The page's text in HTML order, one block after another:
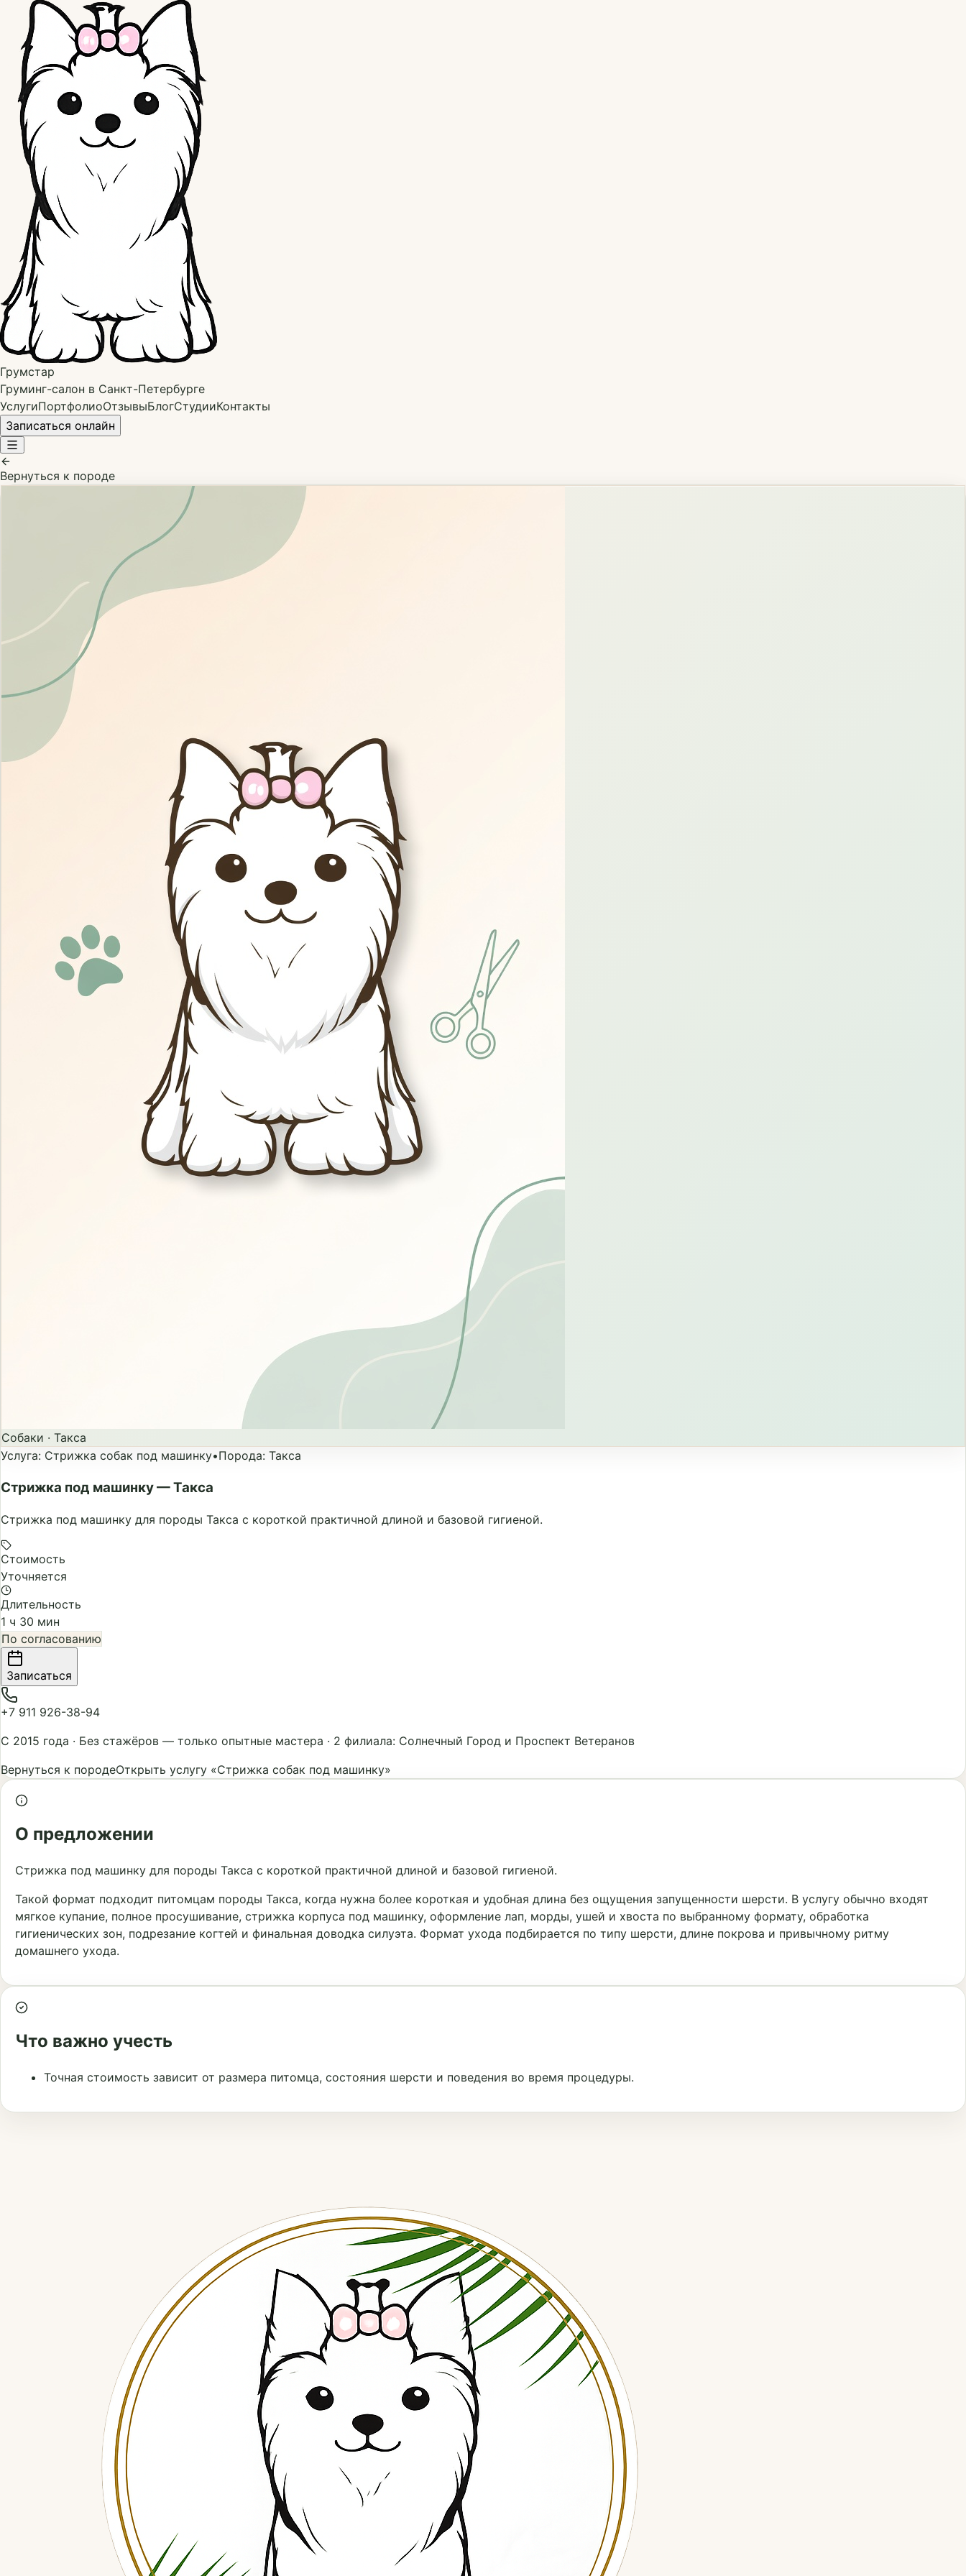
Грумстар
Груминг-салон в Санкт-Петербурге
УслугиПортфолиоОтзывыБлогСтудииКонтакты
Записаться онлайн
Вернуться к породе
Собаки · Такса
Услуга: Стрижка собак под машинку•Порода: Такса
Стрижка под машинку — Такса
Стрижка под машинку для породы Такса с короткой практичной длиной и базовой гигиеной.
Стоимость
Уточняется
Длительность
1 ч 30 мин
По согласованию
Записаться
+7 911 926-38-94
С 2015 года · Без стажёров — только опытные мастера · 2 филиала: Солнечный Город и Проспект Ветеранов
Вернуться к породеОткрыть услугу «Стрижка собак под машинку»
О предложении
Стрижка под машинку для породы Такса с короткой практичной длиной и базовой гигиеной.
Такой формат подходит питомцам породы Такса, когда нужна более короткая и удобная длина без ощущения запущенности шерсти. В услугу обычно входят
мягкое купание, полное просушивание, стрижка корпуса под машинку, оформление лап, морды, ушей и хвоста по выбранному формату, обработка
гигиенических зон, подрезание когтей и финальная доводка силуэта. Формат ухода подбирается по типу шерсти, длине покрова и привычному ритму
домашнего ухода.
Что важно учесть
Точная стоимость зависит от размера питомца, состояния шерсти и поведения во время процедуры.